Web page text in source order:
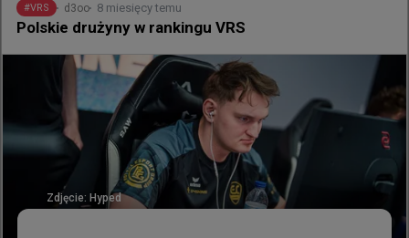
rewelacyjnie. Szacunek dla wszystkich cichych
bohaterów tej ogromnej operacji.
Więcej kwalifikacji LAN-owych do turniejów rangi S,
proszę bardzo. Za kilka dni wracamy do internetowego
młyna! Do następnego razu
#VRS d3oo 8 miesięcy temu
Polskie drużyny w rankingu VRS
Zdjęcie: Hyped